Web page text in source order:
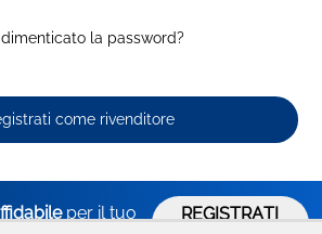
dimenticato la password?
come rivenditore
per il tuo
REGISTRATI